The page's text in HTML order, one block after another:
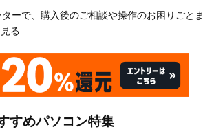
ーで、購入後のご相談や操作のお困りごと
る
すめパソコン特集